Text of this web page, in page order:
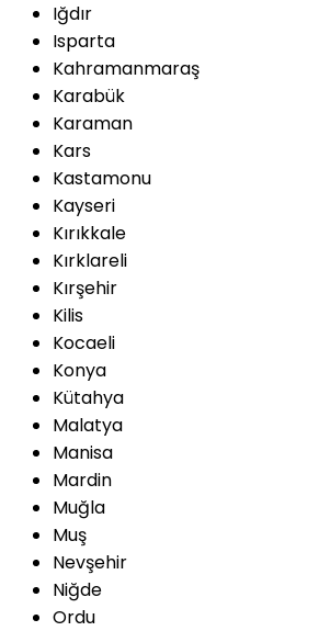
Iğdır
Isparta
Kahramanmaraş
Karabük
Karaman
Kars
Kastamonu
Kayseri
Kırıkkale
Kırklareli
Kırşehir
Kilis
Kocaeli
Konya
Kütahya
Malatya
Manisa
Mardin
Muğla
Muş
Nevşehir
Niğde
Ordu